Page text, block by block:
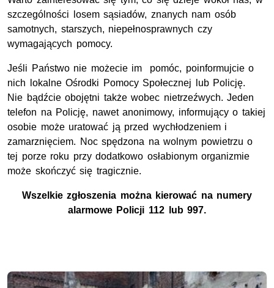
szczególności losem sąsiadów, znanych nam osób
samotnych, starszych, niepełnosprawnych czy
wymagających pomocy.
Jeśli Państwo nie możecie im pomóc, poinformujcie o
nich lokalne Ośrodki Pomocy Społecznej lub Policję.
Nie bądźcie obojętni także wobec nietrzeźwych. Jeden
telefon na Policję, nawet anonimowy, informujący o takiej
osobie może uratować ją przed wychłodzeniem i
zamarznięciem. Noc spędzona na wolnym powietrzu o
tej porze roku przy dodatkowo osłabionym organizmie
może skończyć się tragicznie.
Wszelkie zgłoszenia można kierować na numery
alarmowe Policji 112 lub 997.